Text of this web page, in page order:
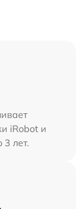
iRobot и
3 лет.